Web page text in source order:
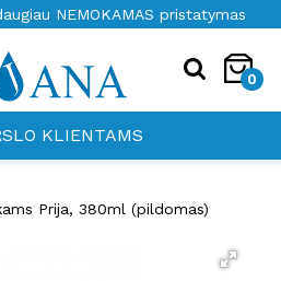
NEMOKAMAS pristatymas
0
KLIENTAMS
Prija, 380ml (pildomas)